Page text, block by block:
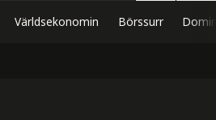
Världsekonomin Börssurr